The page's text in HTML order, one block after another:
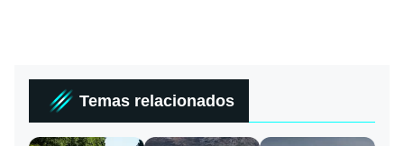
Temas relacionados